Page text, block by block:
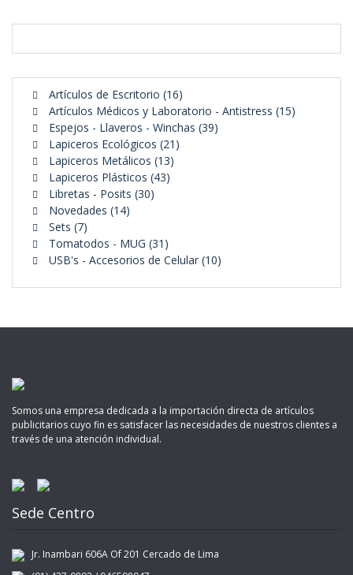
Artículos de Escritorio 1616
productos
Artículos Médicos y Laboratorio - Antistress 1515
Espejos - Llaveros - Winchas 3939
Lapiceros Ecológicos 21 21
Lapiceros Metálicos 1313
Lapiceros Plásticos 4343
Libretas - Posits 3030
Novedades 1414
Sets 77
productos
Tomatodos - MUG 31 31
productos
USB's - Accesorios de Celular 1010
Somos una empresa dedicada a la importación directa de artículos
publicitarios cuyo fin es satisfacer las necesidades de nuestros clientes a
través de una atención individual.
Sede Centro
Jr. Inambari 606A Of 201 Cercado de Lima